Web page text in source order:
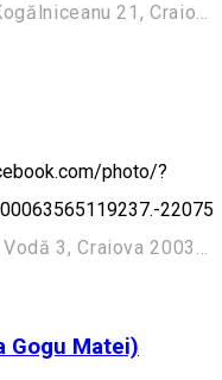
Casa Ionel Pleșia, Strada Mihail Kogălniceanu 21, Craiova 200390, România
photo/?
Casa Mărăscu, Bulevardul Știrbei Vodă 3, Craiova 200352, România
Gogu Matei)